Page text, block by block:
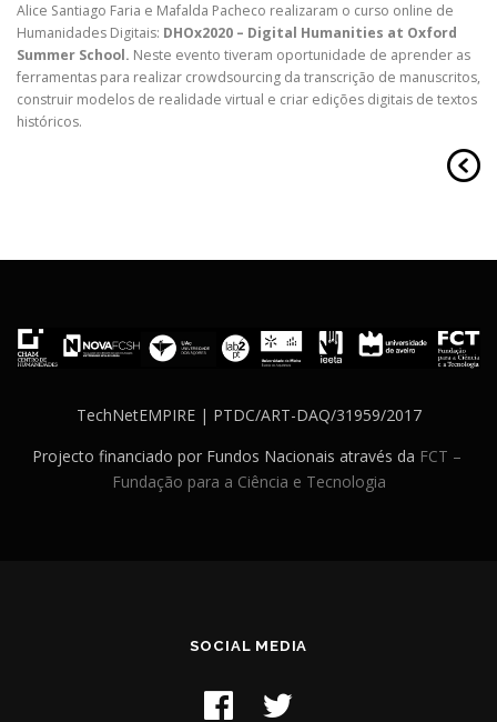
Alice Santiago Faria e Mafalda Pacheco realizaram o curso online de
Humanidades Digitais: DHOx2020 – Digital Humanities at Oxford
Summer School. Neste evento tiveram oportunidade de aprender as
ferramentas para realizar crowdsourcing da transcrição de manuscritos,
construir modelos de realidade virtual e criar edições digitais de textos
históricos.
TechNetEMPIRE | PTDC/ART-DAQ/31959/2017
Projecto financiado por Fundos Nacionais através da FCT –
Fundação para a Ciência e Tecnologia
SOCIAL MEDIA